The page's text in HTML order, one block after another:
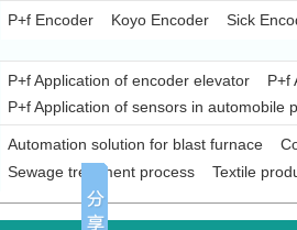
P+f Encoder Koyo Encoder Sick
P+f Application of encoder elevator
P+f
P+f Application of sensors in automobile
Automation solution for blast furnace
Sewage treatment process
Textile